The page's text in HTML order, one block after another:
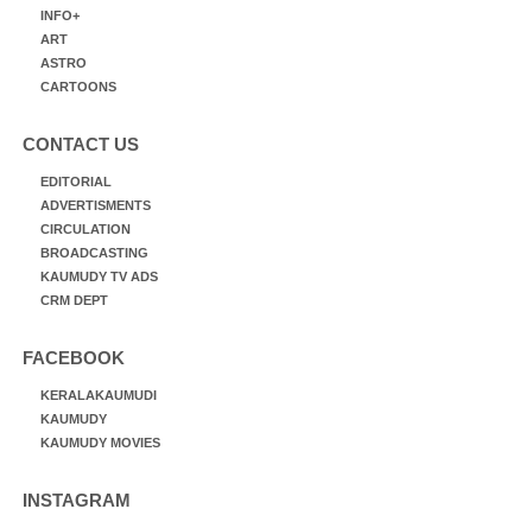
INFO+
ART
ASTRO
CARTOONS
CONTACT US
EDITORIAL
ADVERTISMENTS
CIRCULATION
BROADCASTING
KAUMUDY TV ADS
CRM DEPT
FACEBOOK
KERALAKAUMUDI
KAUMUDY
KAUMUDY MOVIES
INSTAGRAM